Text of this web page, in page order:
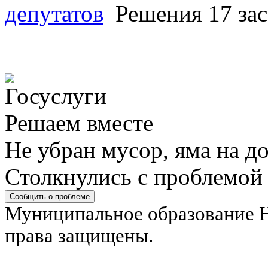
депутатов Решения 17
Решаем вместе
Не убран мусор, яма на
Столкнулись с
Сообщить о проблеме
Муниципальное образование
права защищены.